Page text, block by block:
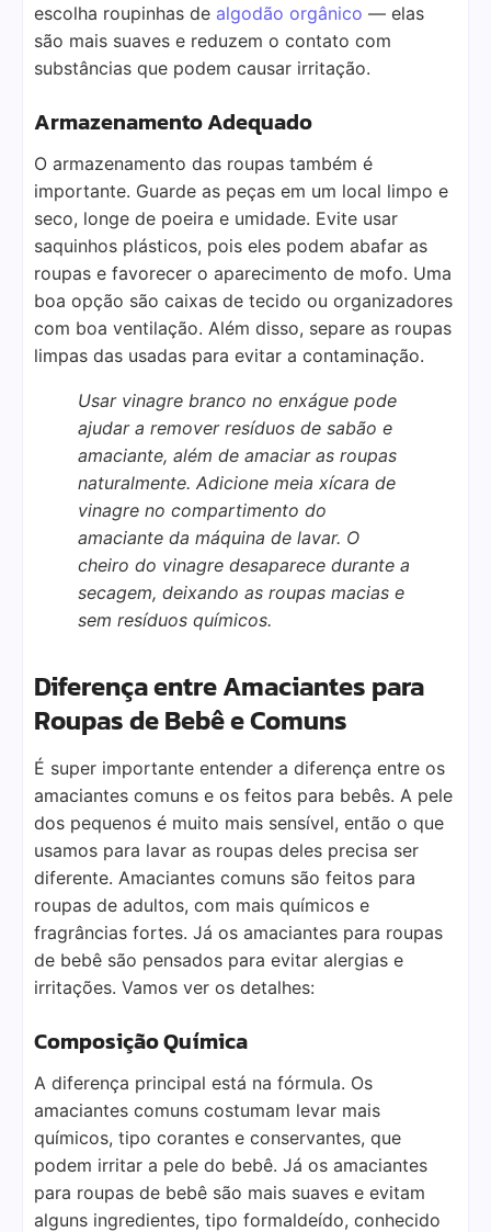
escolha roupinhas de algodão orgânico — elas
são mais suaves e reduzem o contato com
substâncias que podem causar irritação.
Armazenamento Adequado
O armazenamento das roupas também é
importante. Guarde as peças em um local limpo e
seco, longe de poeira e umidade. Evite usar
saquinhos plásticos, pois eles podem abafar as
roupas e favorecer o aparecimento de mofo. Uma
boa opção são caixas de tecido ou organizadores
com boa ventilação. Além disso, separe as roupas
limpas das usadas para evitar a contaminação.
Usar vinagre branco no enxágue pode
ajudar a remover resíduos de sabão e
amaciante, além de amaciar as roupas
naturalmente. Adicione meia xícara de
vinagre no compartimento do
amaciante da máquina de lavar. O
cheiro do vinagre desaparece durante a
secagem, deixando as roupas macias e
sem resíduos químicos.
Diferença entre Amaciantes para
Roupas de Bebê e Comuns
É super importante entender a diferença entre os
amaciantes comuns e os feitos para bebês. A pele
dos pequenos é muito mais sensível, então o que
usamos para lavar as roupas deles precisa ser
diferente. Amaciantes comuns são feitos para
roupas de adultos, com mais químicos e
fragrâncias fortes. Já os amaciantes para roupas
de bebê são pensados para evitar alergias e
irritações. Vamos ver os detalhes:
Composição Química
A diferença principal está na fórmula. Os
amaciantes comuns costumam levar mais
químicos, tipo corantes e conservantes, que
podem irritar a pele do bebê. Já os amaciantes
para roupas de bebê são mais suaves e evitam
alguns ingredientes, tipo formaldeído, conhecido